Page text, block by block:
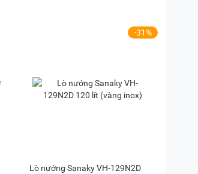
-31%
Lò nướng Sanaky VH-129N2D